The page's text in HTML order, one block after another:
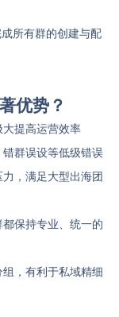
所有群的创建与配
优势？
大提高运营效率
错群误设等低级错误
，满足大型出海团
都保持专业、统一的
组，有利于私域精细